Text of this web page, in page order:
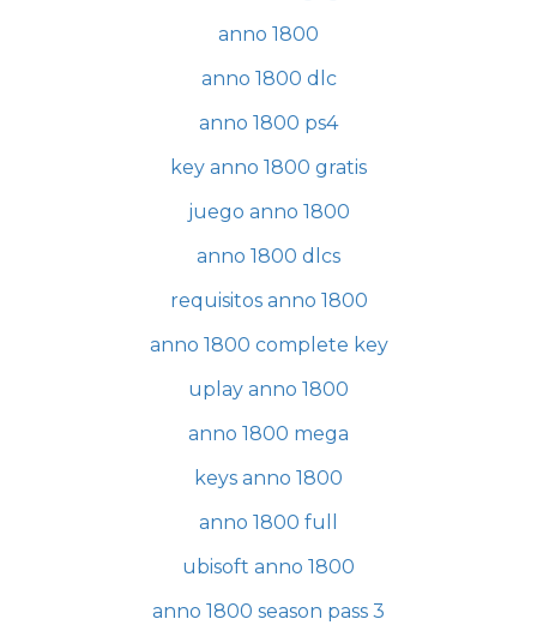
anno 1800
anno 1800 dlc
anno 1800 ps4
key anno 1800 gratis
juego anno 1800
anno 1800 dlcs
requisitos anno 1800
anno 1800 complete key
uplay anno 1800
anno 1800 mega
keys anno 1800
anno 1800 full
ubisoft anno 1800
anno 1800 season pass 3